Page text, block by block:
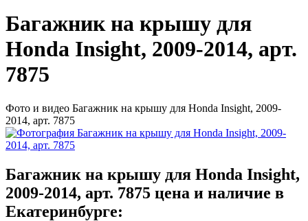
Багажник на крышу для
Honda Insight, 2009-2014, арт.
7875
Фото и видео Багажник на крышу для Honda Insight, 2009-
2014, арт. 7875
Багажник на крышу для Honda Insight,
2009-2014, арт. 7875 цена и наличие в
Екатеринбурге: